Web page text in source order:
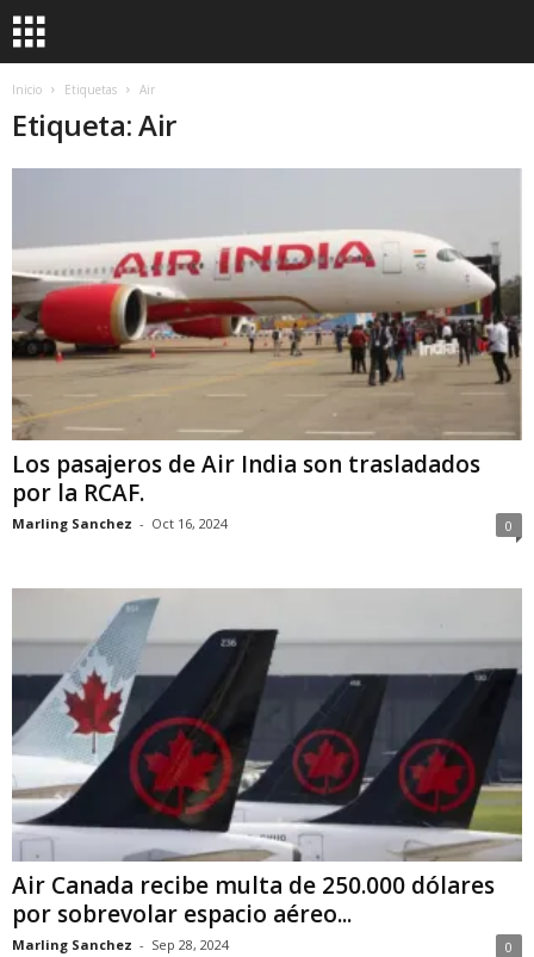
Inicio Etiquetas Air
Etiqueta: Air
Los pasajeros de Air India son trasladados
por la RCAF.
Marling Sanchez - Oct 16, 2024 0
Air Canada recibe multa de 250.000 dólares
por sobrevolar espacio aéreo...
Marling Sanchez - Sep 28, 2024 0